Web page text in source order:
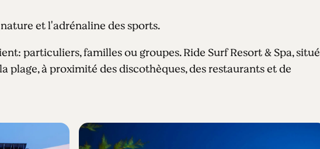
et l'adrénaline des sports.
particuliers, familles ou groupes. Ride Surf Resort & Spa, situé
plage, à proximité des discothèques, des restaurants et de